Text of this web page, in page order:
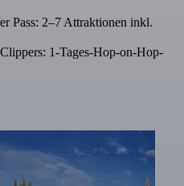
Pass: 2–7 Attraktionen inkl.
1-Tages-Hop-on-Hop-